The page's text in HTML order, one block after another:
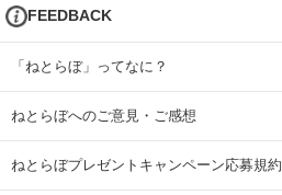
FEEDBACK
「ねとらぼ」ってなに？
ねとらぼへのご意見・ご感想
ねとらぼプレゼントキャンペーン応募規約